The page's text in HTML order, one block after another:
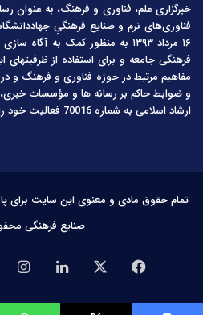
خبرگزاری علم، فناوری و فرهنگ، به عنوان
فناوری‌های نرم و صنایع فرهنگیِ
۱۶ مرداد ۱۳۹۳ به منظور کمک به
فرهنگی جامعه و برای استفاده از
مفاهیم مرتبط در حوزه فناوری و فرهنگ و
و ضوابط حاکم بر رسانه ها و مؤسسات
ارشاد اسلامی به شماره 70016 فعالیت خود را آغاز کرده است.
تمام حقوق مادی و معنوی این سایت برای
صنایع فرهنگی
فیس
بوک
لینکدین